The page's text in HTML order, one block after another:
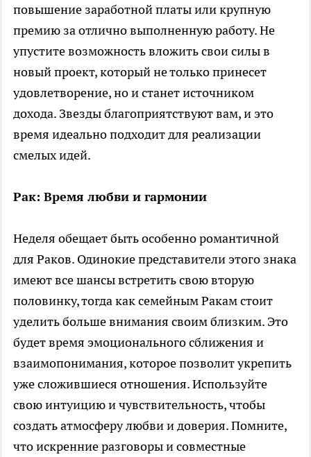
повышение заработной платы или крупную
премию за отлично выполненную работу. Не
упустите возможность вложить свои силы в
новый проект, который не только принесет
удовлетворение, но и станет источником
дохода. Звезды благоприятствуют вам, и это
время идеально подходит для реализации
смелых идей.
Рак: Время любви и гармонии
Неделя обещает быть особенно романтичной
для Раков. Одинокие представители этого знака
имеют все шансы встретить свою вторую
половинку, тогда как семейным Ракам стоит
уделить больше внимания своим близким. Это
будет время эмоционального сближения и
взаимопонимания, которое позволит укрепить
уже сложившиеся отношения. Используйте
свою интуицию и чувствительность, чтобы
создать атмосферу любви и доверия. Помните,
что искренние разговоры и совместные